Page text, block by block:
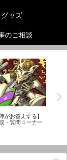
グッズ
のご相談
がお答えする】
・質問コーナー